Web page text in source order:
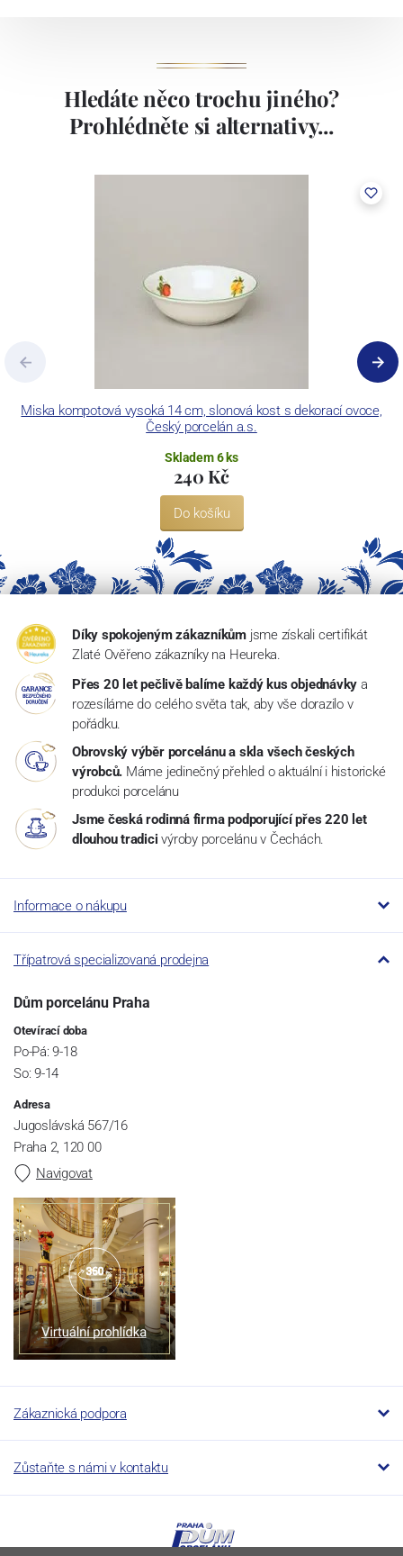
Hledáte něco trochu jiného?
Prohlédněte si alternativy...
Miska kompotová vysoká 14 cm, slonová kost s dekorací ovoce,
Český porcelán a.s.
Skladem 6 ks
240 Kč
Do košíku
Díky spokojeným zákazníkům jsme získali certifikát
Zlaté Ověřeno zákazníky na Heureka.
Přes 20 let pečlivě balíme každý kus objednávky a
rozesíláme do celého světa tak, aby vše dorazilo v
pořádku.
Obrovský výběr porcelánu a skla všech českých
výrobců. Máme jedinečný přehled o aktuální i historické
produkci porcelánu
Jsme česká rodinná firma podporující přes 220 let
dlouhou tradici výroby porcelánu v Čechách.
Informace o nákupu
Třípatrová specializovaná prodejna
Dům porcelánu Praha
Otevírací doba
Po-Pá: 9-18
So: 9-14
Adresa
Jugoslávská 567/16
Praha 2, 120 00
Navigovat
Zákaznická podpora
Zůstaňte s námi v kontaktu